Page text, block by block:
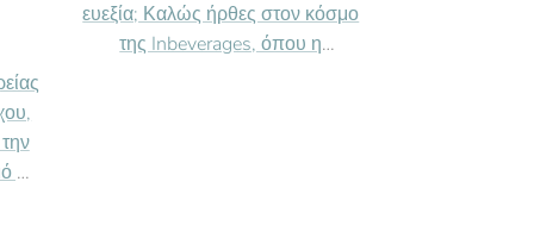
με
ευεξία; Καλώς ήρθες στον κόσμο
της Inbeverages, όπου η